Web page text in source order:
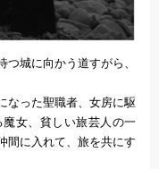
城に向かう道すがら、
なった聖職者、女房に駆
女、貧しい旅芸人の一
に入れて、旅を共にす